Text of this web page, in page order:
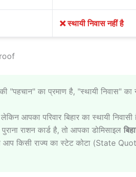
❌ स्थायी निवास नहीं है
"पहचान" का प्रमाण है, "स्थायी निवास" का
आपका परिवार बिहार का स्थायी
राशन कार्ड है, तो आपका डोमिसाइल
आप किसी राज्य का स्टेट कोटा (State